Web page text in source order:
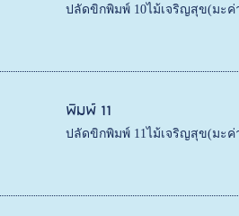
ปลัดขิกพิมพ์ 10ไม้เจริญสุข(มะค่
พิมพ์ 11
ปลัดขิกพิมพ์ 11ไม้เจริญสุข(มะค่